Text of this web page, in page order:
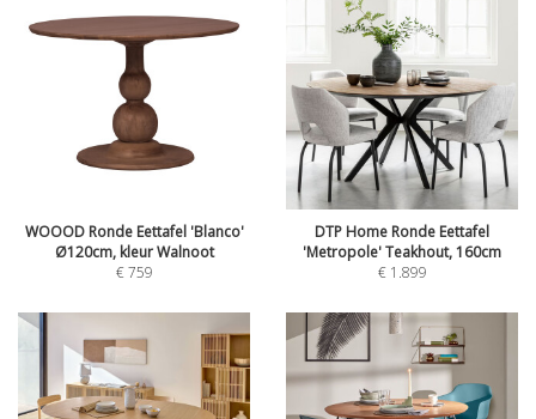
WOOOD Ronde Eettafel 'Blanco'
Ø120cm, kleur Walnoot
€759
DTP Home Ronde Eettafel
'Metropole' Teakhout, 160cm
€ 1.899